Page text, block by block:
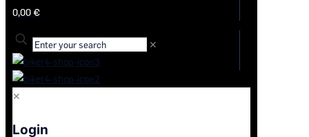
0,00 €
✕
✕
Login